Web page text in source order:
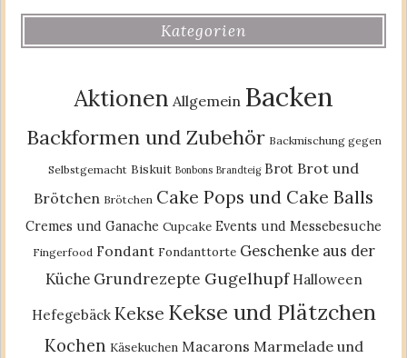
Kategorien
Aktionen Allgemein Backen
Backformen und Zubehör Backmischung gegen
Selbstgemacht Biskuit Bonbons Brandteig Brot Brot und
Brötchen Brötchen Cake Pops und Cake Balls
Cremes und Ganache Cupcake Events und Messebesuche
Fingerfood Fondant Fondanttorte Geschenke aus der
Küche Grundrezepte Gugelhupf Halloween
Hefegebäck Kekse Kekse und Plätzchen
Kochen Käsekuchen Macarons Marmelade und